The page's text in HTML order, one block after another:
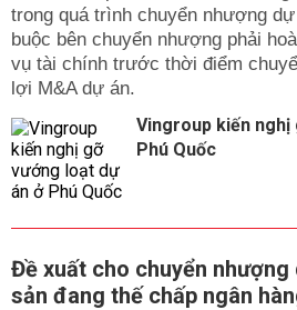
trong quá trình chuyển nhượng
buộc bên chuyển nhượng phải
vụ tài chính trước thời điểm
lợi M&A dự án.
Vingroup kiến nghị
Phú Quốc
Đề xuất cho chuyển nhượng
sản đang thế chấp ngân